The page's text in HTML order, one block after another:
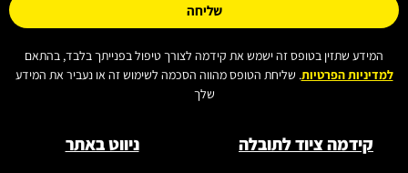
שליחה
המידע שתזין בטופס זה ישמש את קידמה לצורך טיפול בפנייתך בלבד, בהתאם
למדיניות הפרטיות. שליחת הטופס מהווה הסכמה לשימוש זה או נעביר את המידע
שלך
קידמה ציוד לתובלה ניווט באתר